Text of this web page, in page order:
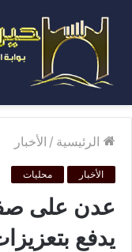
الرئيسية / الأخبار
الأخبار محليات
عدن على
يدفع